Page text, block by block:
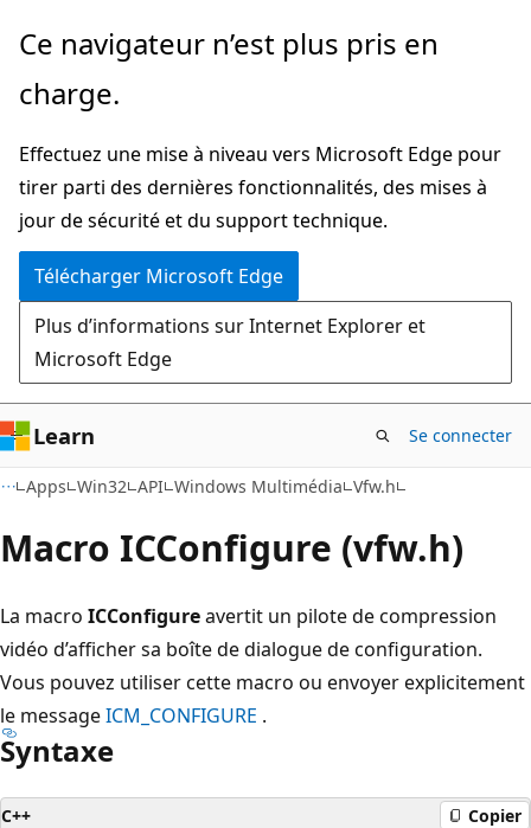
Passer
directement
au
principal
Ce navigateur n’est plus pris en
charge.
Effectuez une mise à niveau vers Microsoft Edge pour
tirer parti des dernières fonctionnalités, des mises à
jour de sécurité et du support technique.
Télécharger Microsoft Edge
Plus d’informations sur Internet Explorer et
Microsoft Edge
Learn Se connecter
Apps Win32 API Windows Multimédia Vfw.h
Macro ICConfigure (vfw.h)
La macro ICConfigureavertit un pilote de compression
vidéo d’afficher sa boîte de dialogue de configuration.
Vous pouvez utiliser cette macro ou envoyer explicitement
le messageICM_CONFIGURE .
Syntaxe
C++ Copier